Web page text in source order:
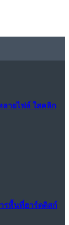
ลายไฟล์ ใสคลิก
ารพื้นที่ฮาร์ดดิสก์